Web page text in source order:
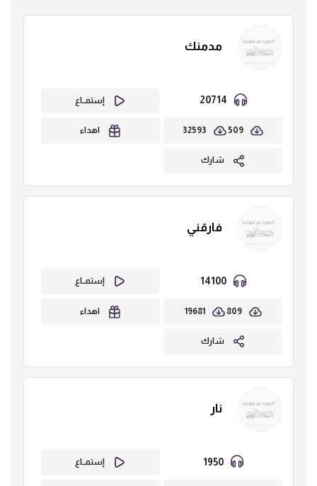
مدمنك
إستمــاع
509
32593 اهداء
شارك
فارقني
14100 إستمــاع
809
19681 اهداء
شارك
نار
1950 إستمــاع